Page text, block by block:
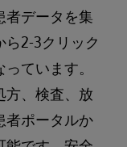
者データを集
2-3クリック
ています。
方、検査、放
者ポータルか